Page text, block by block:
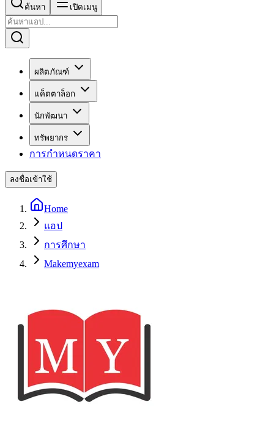
ค้นหา เปิดเมนู
ผลิตภัณฑ์
แค็ตตาล็อก
นักพัฒนา
ทรัพยากร
การกำหนดราคา
ลงชื่อเข้าใช้
Home
แอป
การศึกษา
Makemyexam